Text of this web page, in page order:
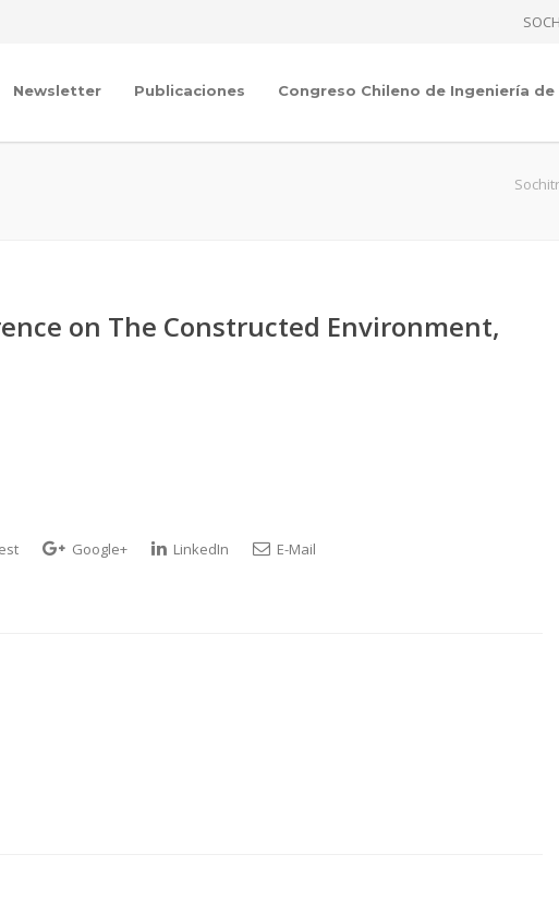
Newsletter Publicaciones Congreso Chileno de Ingeniería
on The Constructed Environment,
Google+ LinkedIn E-Mail